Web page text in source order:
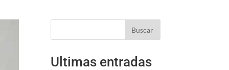
Buscar
Ultimas entradas